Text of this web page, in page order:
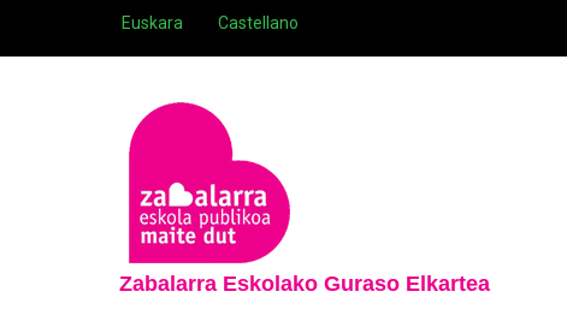
Euskara Castellano
Zabalarra Eskolako Guraso Elkartea